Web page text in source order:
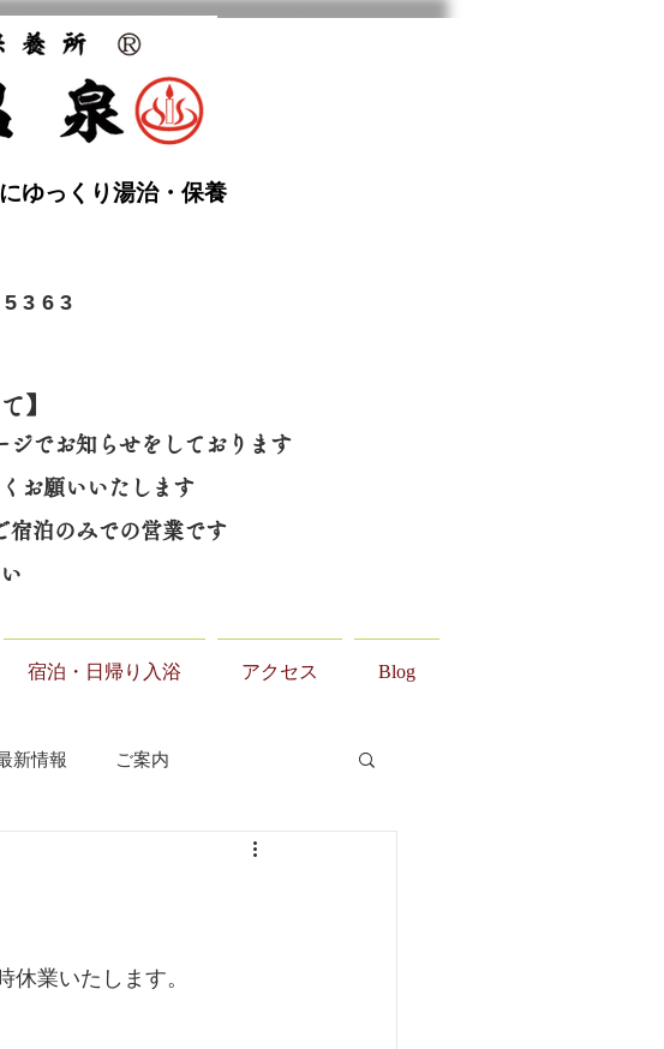
ゆっくり湯治・保養
】​
ジでお知らせをしております
お願いいたします
宿泊のみでの営業です
宿泊・日帰り入浴 アクセス Blog
新情報 ご案内
業いたします。